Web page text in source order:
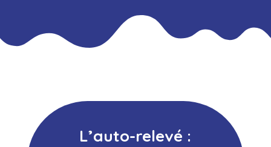
L’auto-relevé :